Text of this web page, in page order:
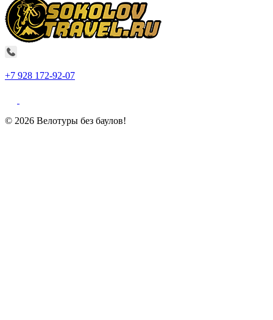
+7 928 172-92-07
© 2026 Велотуры без баулов!